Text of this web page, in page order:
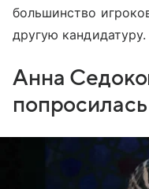
большинство
другую кандидатуру.
Анна